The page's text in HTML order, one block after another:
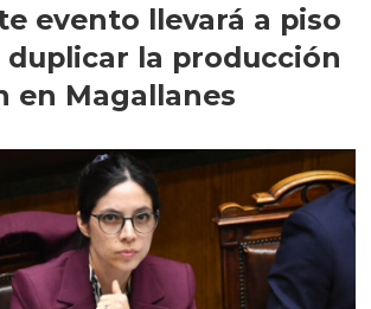
evento llevará a piso
duplicar la producción
en Magallanes